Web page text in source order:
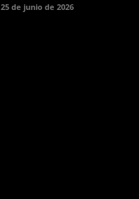
25 de junio de 2026